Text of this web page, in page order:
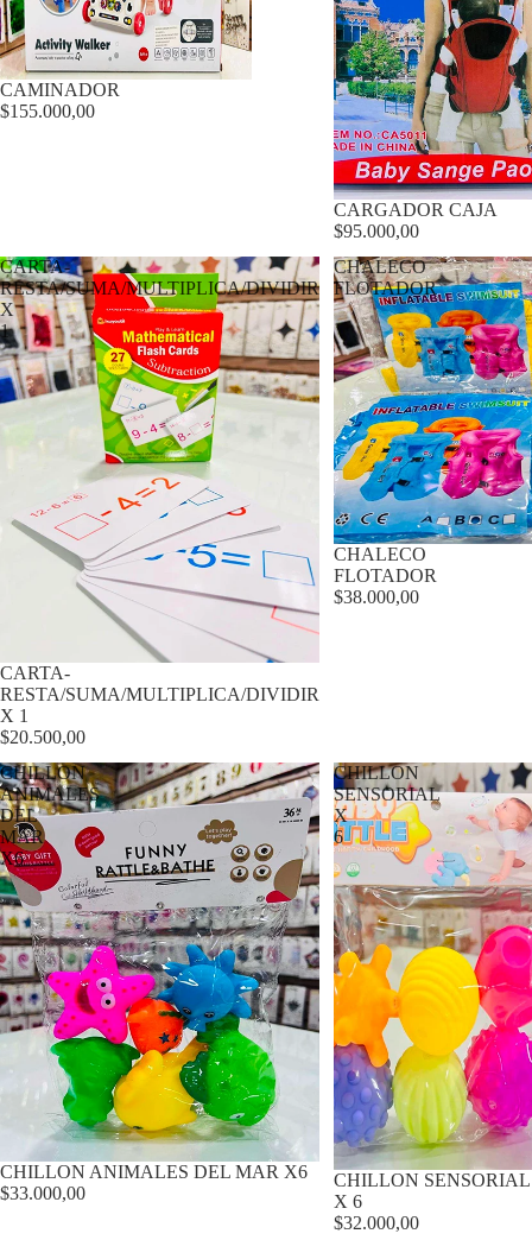
CAMINADOR
$155.000,00
CARGADOR CAJA
$95.000,00
CARTA-
RESTA/SUMA/MULTIPLICA/DIVIDIR
X
1
CARTA-
RESTA/SUMA/MULTIPLICA/DIVIDIR
X 1
$20.500,00
CHALECO
FLOTADOR
CHALECO
FLOTADOR
$38.000,00
CHILLON
ANIMALES
DEL
MAR
X6
CHILLON ANIMALES DEL MAR X6
$33.000,00
CHILLON
SENSORIAL
X
6
CHILLON SENSORIAL
X 6
$32.000,00